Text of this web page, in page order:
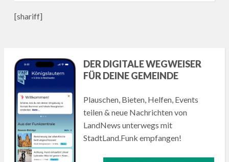
[shariff]
DER DIGITALE WEGWEISER
FÜR DEINE GEMEINDE
Plauschen, Bieten, Helfen, Events
teilen & neue Nachrichten von
LandNews unterwegs mit
StadtLand.Funk empfangen!